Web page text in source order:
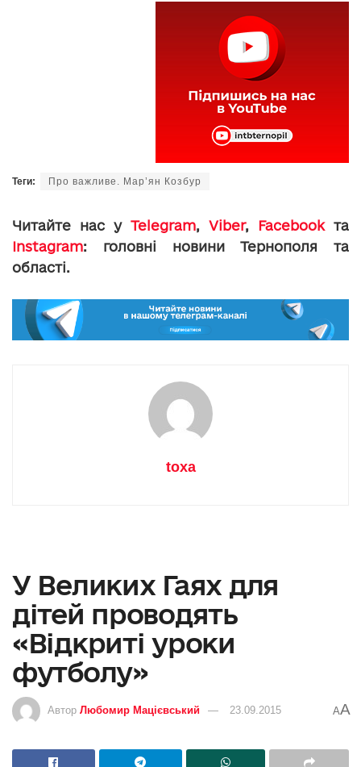
Теги: Про важливе. Мар’ян Козбур
Читайте нас у Telegram, Viber, Facebookта
Instagram: головні новини Тернополя та
області.
toxa
У Великих Гаях для
дітей проводять
«Відкриті уроки
футболу»
Автор Любомир Мацієвський 23.09.2015 AA